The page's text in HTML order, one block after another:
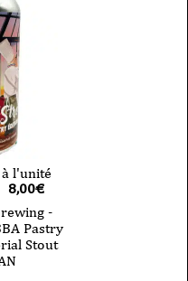
à l'unité
8,00€
-
Pastry
Stout